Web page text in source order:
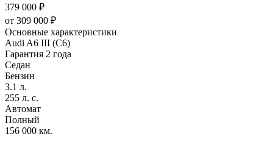
379 000 ₽
от 309 000 ₽
Основные характеристики
Audi A6 III (C6)
Гарантия 2 года
Седан
Бензин
3.1 л.
255 л. с.
Автомат
Полный
156 000 км.